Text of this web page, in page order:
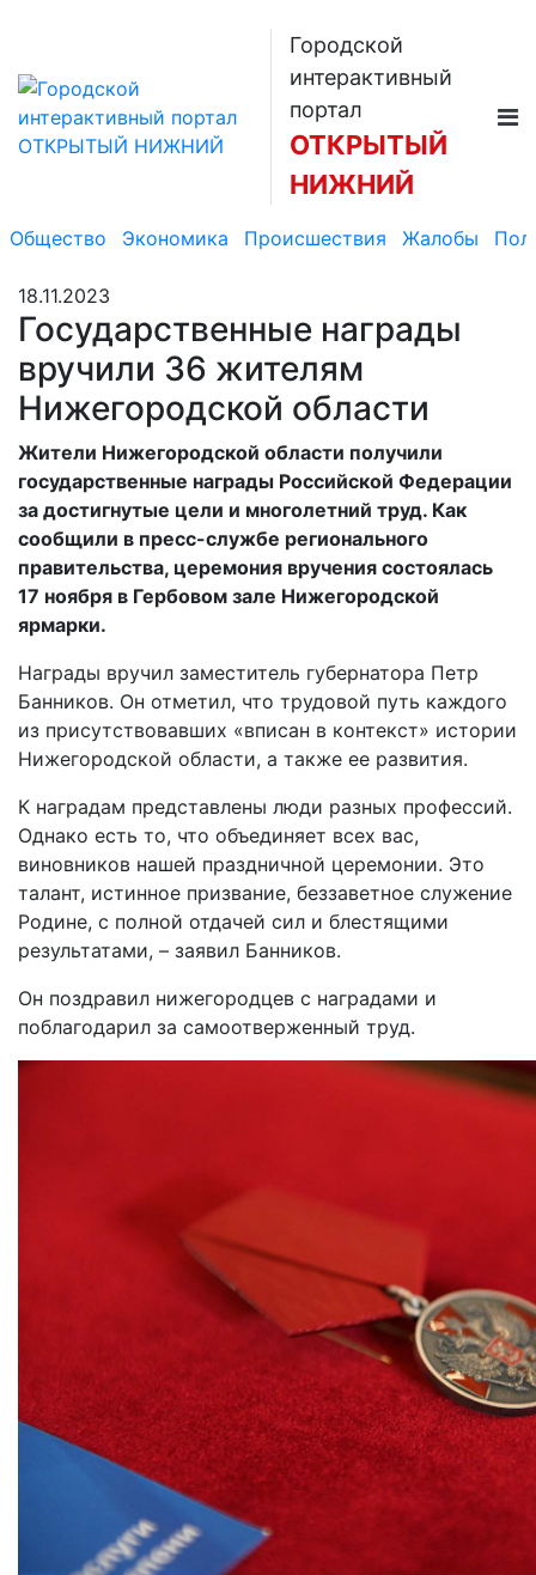
Городской
интерактивный
портал
ОТКРЫТЫЙ
НИЖНИЙ
Общество Экономика Происшествия Жалобы
18.11.2023
Государственные награды
вручили 36 жителям
Нижегородской области
Жители Нижегородской области получили
государственные награды Российской Федерации
за достигнутые цели и многолетний труд. Как
сообщили в пресс-службе регионального
правительства, церемония вручения состоялась
17 ноября в Гербовом зале Нижегородской
ярмарки.
Награды вручил заместитель губернатора Петр
Банников. Он отметил, что трудовой путь каждого
из присутствовавших «вписан в контекст» истории
Нижегородской области, а также ее развития.
К наградам представлены люди разных профессий.
Однако есть то, что объединяет всех вас,
виновников нашей праздничной церемонии. Это
талант, истинное призвание, беззаветное служение
Родине, с полной отдачей сил и блестящими
результатами, – заявил Банников.
Он поздравил нижегородцев с наградами и
поблагодарил за самоотверженный труд.